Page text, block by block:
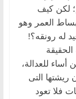
لكن كيف
العمر وهو
له رونقه؟!
للعدالة،
التى
فلا تعود